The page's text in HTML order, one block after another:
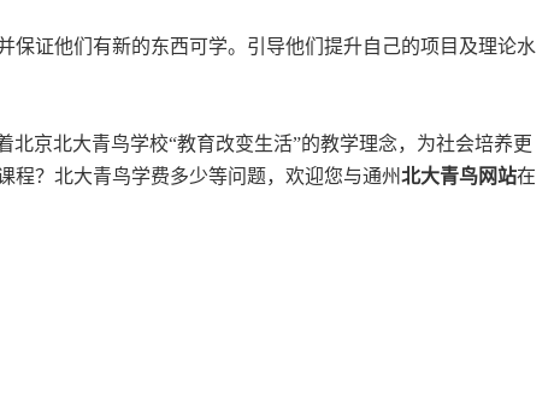
证他们有新的东西可学。引导他们提升自己的项目及理论水
京北大青鸟学校“教育改变生活”的教学理念，为社会培养更
程？北大青鸟学费多少等问题，欢迎您与通州北大青鸟网站在